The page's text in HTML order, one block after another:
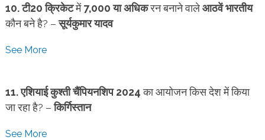
10.टी20 क्रिकेटमें7,000 या अधिकरन बनाने वालेआठवें भारतीय
कौन बने है? –सूर्यकुमार यादव
See More
11.एशियाई कुश्ती चैंपियनशिप 2024का आयोजन किस देश में किया
जा रहा है? –किर्गिस्तान
See More